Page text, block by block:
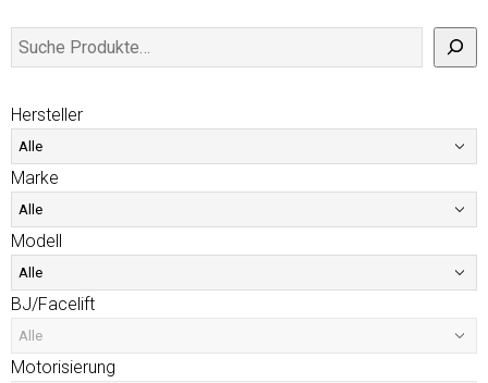
Hersteller
Marke
Modell
BJ/Facelift
Motorisierung